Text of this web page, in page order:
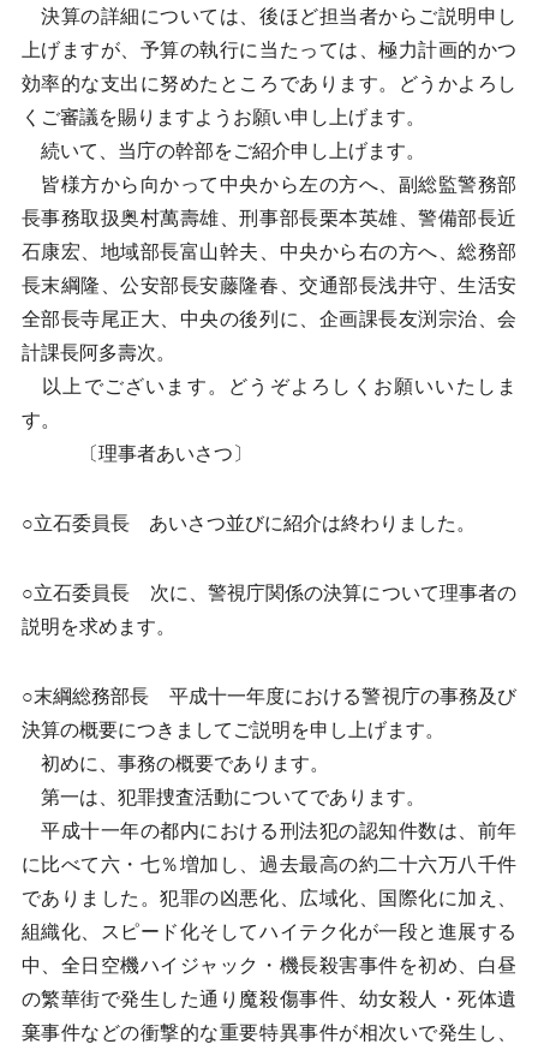
決算の詳細については、後ほど担当者からご説明申し
上げますが、予算の執行に当たっては、極力計画的かつ
効率的な支出に努めたところであります。どうかよろし
くご審議を賜りますようお願い申し上げます。
続いて、当庁の幹部をご紹介申し上げます。
皆様方から向かって中央から左の方へ、副総監警務部
長事務取扱奥村萬壽雄、刑事部長栗本英雄、警備部長近
石康宏、地域部長富山幹夫、中央から右の方へ、総務部
長末綱隆、公安部長安藤隆春、交通部長浅井守、生活安
全部長寺尾正大、中央の後列に、企画課長友渕宗治、会
計課長阿多壽次。
以上でございます。どうぞよろしくお願いいたしま
す。
〔理事者あいさつ〕
○立石委員長 あいさつ並びに紹介は終わりました。
○立石委員長 次に、警視庁関係の決算について理事者の
説明を求めます。
○末綱総務部長 平成十一年度における警視庁の事務及び
決算の概要につきましてご説明を申し上げます。
初めに、事務の概要であります。
第一は、犯罪捜査活動についてであります。
平成十一年の都内における刑法犯の認知件数は、前年
に比べて六・七％増加し、過去最高の約二十六万八千件
でありました。犯罪の凶悪化、広域化、国際化に加え、
組織化、スピード化そしてハイテク化が一段と進展する
中、全日空機ハイジャック・機長殺害事件を初め、白昼
の繁華街で発生した通り魔殺傷事件、幼女殺人・死体遺
棄事件などの衝撃的な重要特異事件が相次いで発生し、